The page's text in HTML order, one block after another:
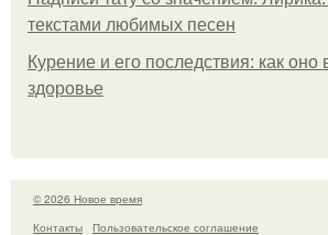
текстами любимых песен
Курение и его последствия: как
здоровье
© 2026 Новое время
Контакты
Пользовательское соглашение